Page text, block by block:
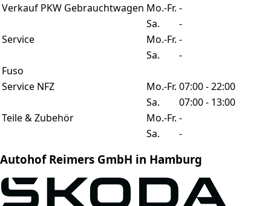
Verkauf PKW Gebrauchtwagen Mo.-Fr. -
Sa.
-
Service
Mo.-Fr. -
Sa.
-
Fuso
Service NFZ
Mo.-Fr. 07:00 - 22:00
Sa.
07:00 - 13:00
Teile & Zubehör
Mo.-Fr. -
Sa.
-
Autohof Reimers GmbH in Hamburg